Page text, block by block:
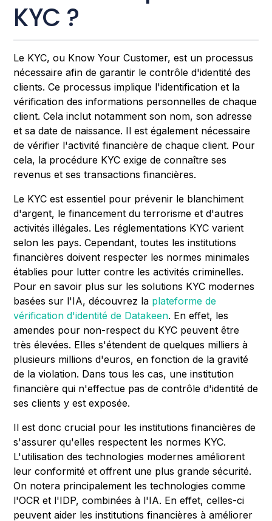
KYC ?
Le KYC, ou Know Your Customer, est un processus
nécessaire afin de garantir le contrôle d'identité des
clients. Ce processus implique l'identification et la
vérification des informations personnelles de chaque
client. Cela inclut notamment son nom, son adresse
et sa date de naissance. Il est également nécessaire
de vérifier l'activité financière de chaque client. Pour
cela, la procédure KYC exige de connaître ses
revenus et ses transactions financières.
Le KYC est essentiel pour prévenir le blanchiment
d'argent, le financement du terrorisme et d'autres
activités illégales. Les réglementations KYC varient
selon les pays. Cependant, toutes les institutions
financières doivent respecter les normes minimales
établies pour lutter contre les activités criminelles.
Pour en savoir plus sur les solutions KYC modernes
basées sur l'IA, découvrez la plateforme de
vérification d'identité de Datakeen. En effet, les
amendes pour non-respect du KYC peuvent être
très élevées. Elles s'étendent de quelques milliers à
plusieurs millions d'euros, en fonction de la gravité
de la violation. Dans tous les cas, une institution
financière qui n'effectue pas de contrôle d'identité de
ses clients y est exposée.
Il est donc crucial pour les institutions financières de
s'assurer qu'elles respectent les normes KYC.
L'utilisation des technologies modernes améliorent
leur conformité et offrent une plus grande sécurité.
On notera principalement les technologies comme
l'OCR et l'IDP, combinées à l'IA. En effet, celles-ci
peuvent aider les institutions financières à améliorer